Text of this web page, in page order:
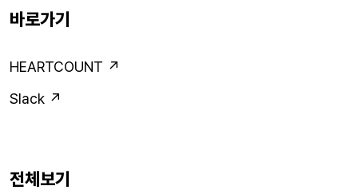
바로가기
HEARTCOUNT ↗
Slack ↗
전체보기